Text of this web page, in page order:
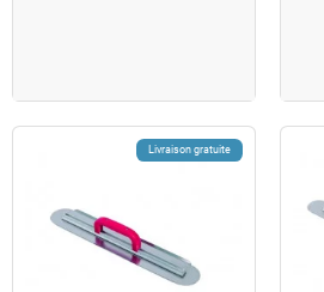
Livraison gratuite